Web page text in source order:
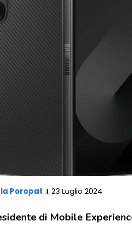
Poropat il 23 Luglio 2024
di Mobile